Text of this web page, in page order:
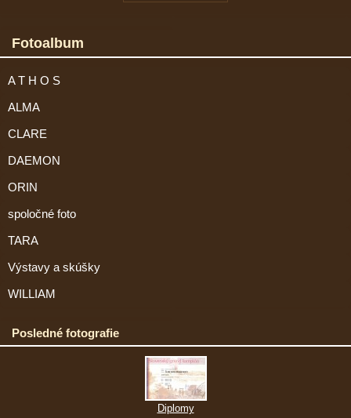
Fotoalbum
A T H O S
ALMA
CLARE
DAEMON
ORIN
spoločné foto
TARA
Výstavy a skúšky
WILLIAM
Posledné fotografie
Diplomy